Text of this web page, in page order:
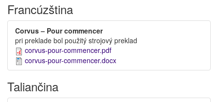
Francúzština
Corvus – Pour commencer
pri preklade bol použitý strojový preklad
corvus-pour-commencer.pdf
corvus-pour-commencer.docx
Taliančina